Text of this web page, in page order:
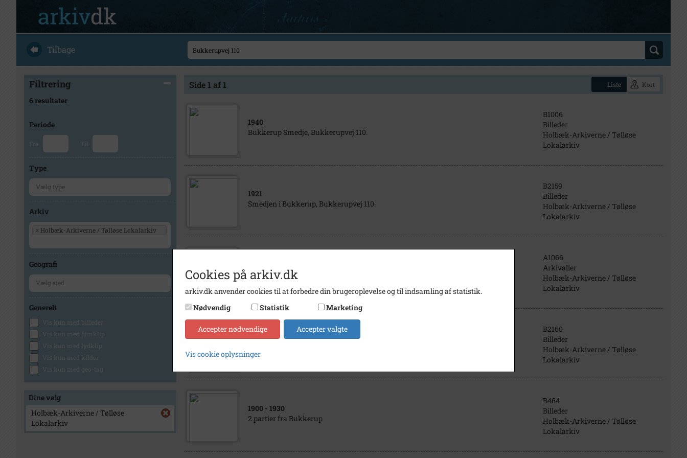
Tilbage
Filtrering
6 resultater
Periode
Fra Til
Type
Arkiv
× Holbæk-Arkiverne / Tølløse Lokalarkiv
Geografi
Generelt
Vis kun med billeder
Vis kun med filmklip
Vis kun med lydklip
Vis kun med kilder
Vis kun med geo-tag
Dine valg
Holbæk-Arkiverne / Tølløse
Lokalarkiv
Side 1 af 1 Liste Kort
1940
Bukkerup Smedje, Bukkerupvej 110.
B1006
Billeder
Holbæk-Arkiverne / Tølløse
Lokalarkiv
1921
Smedjen i Bukkerup, Bukkerupvej 110.
B2159
Billeder
Holbæk-Arkiverne / Tølløse
Lokalarkiv
Bukkerup Smedje, Bukkerupvej 110
A1066
Arkivalier
Holbæk-Arkiverne / Tølløse
Lokalarkiv
1900- 1920
B2160
Billeder
Holbæk-Arkiverne / Tølløse
Lokalarkiv
1900 - 1930
2 partier fra Bukkerup
B464
Billeder
Holbæk-Arkiverne / Tølløse
Lokalarkiv
Cookies på arkiv.dk
arkiv.dk anvender cookies til at forbedre din brugeroplevelse og til indsamling af statistik.
Nødvendig
Statistik Marketing
Accepter nødvendige Accepter valgte
Vis cookie oplysninger